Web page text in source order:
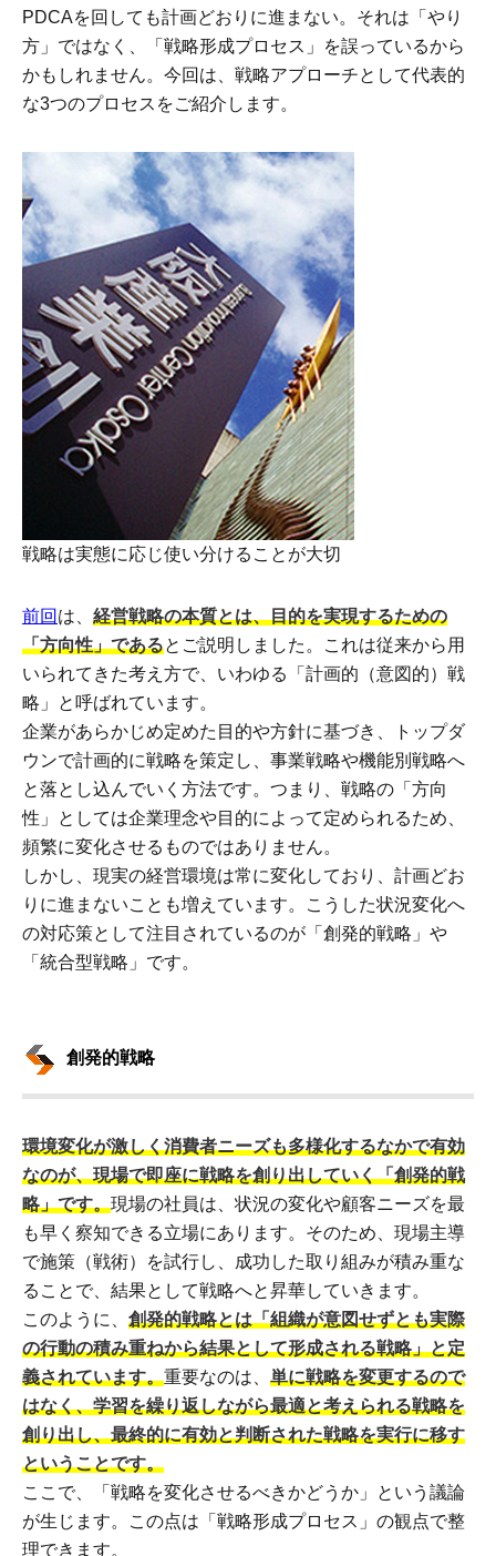
PDCAを回しても計画どおりに進まない。それは「やり
方」ではなく、「戦略形成プロセス」を誤っているから
かもしれません。今回は、戦略アプローチとして代表的
な3つのプロセスをご紹介します。
戦略は実態に応じ使い分けることが大切
前回 は、 経営戦略の本質とは、目的を実現するための
「方向性」であるとご説明しました。これは従来から用
いられてきた考え方で、いわゆる「計画的（意図的）戦
略」と呼ばれています。
企業があらかじめ定めた目的や方針に基づき、トップダ
ウンで計画的に戦略を策定し、事業戦略や機能別戦略へ
と落とし込んでいく方法です。つまり、戦略の「方向
性」としては企業理念や目的によって定められるため、
頻繁に変化させるものではありません。
しかし、現実の経営環境は常に変化しており、計画どお
りに進まないことも増えています。こうした状況変化へ
の対応策として注目されているのが「創発的戦略」や
「統合型戦略」です。
創発的戦略
環境変化が激しく消費者ニーズも多様化するなかで有効
なのが、現場で即座に戦略を創り出していく「創発的戦
略」です。現場の社員は、状況の変化や顧客ニーズを最
も早く察知できる立場にあります。そのため、現場主導
で施策（戦術）を試行し、成功した取り組みが積み重な
ることで、結果として戦略へと昇華していきます。
このように、 創発的戦略とは「組織が意図せずとも実際
の行動の積み重ねから結果として形成される戦略」と定
義されています。重要なのは、 単に戦略を変更するので
はなく、学習を繰り返しながら最適と考えられる戦略を
創り出し、最終的に有効と判断された戦略を実行に移す
ということです。
ここで、「戦略を変化させるべきかどうか」という議論
が生じます。この点は「戦略形成プロセス」の観点で整
理できます。